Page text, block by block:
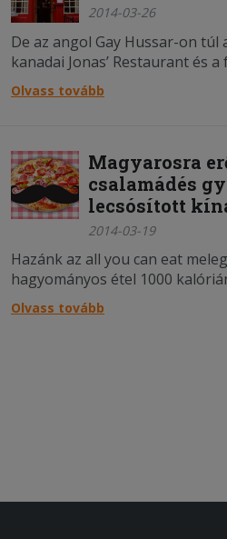
2014-03-26
De az angol Gay Hussar-on túl
kanadai Jonas’ Restaurant és
méltó módon népszerűsíti a
Olvass tovább
Magyarosra
csalamádés
lecsósított
2014-03-19
Hazánk az all you can eat
hagyományos étel 1000
ütötte fel a fejét itthon is a
nép gasztronómiáját
Olvass tovább